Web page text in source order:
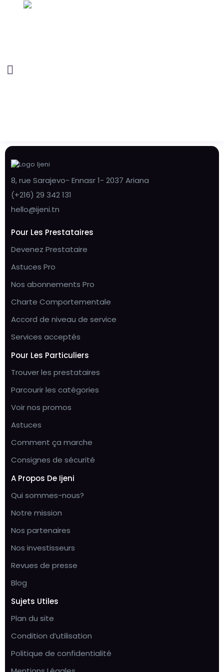
8, rue Sarajevo- Ennasr 1- 2037 Ariana
(+216) 29 342 131
hello@ijeni.tn
Pour Les Prestataires
Devenez Prestataire
Astuces Pro
Nos abonnements Pro
Charte Comportementale
Accord de niveau de service
Services acceptés
Pour Les Particuliers
Trouver les prestataires
Parcourir les catégories
Voir nos promos
Astuces
Comment ça marche
Consignes de sécurité
A Propos De Ijeni
Qui sommes-nous?
Notre mission
Nos partenaires
Nos investisseurs
Revues de presse
Blog
Sujets Utiles
Plan du site
Condition d’utilisation
Politique de confidentialité